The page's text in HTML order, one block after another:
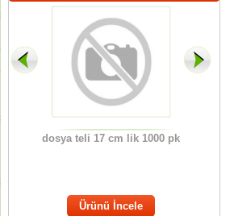
dosya teli 17 cm lik 1000 pk